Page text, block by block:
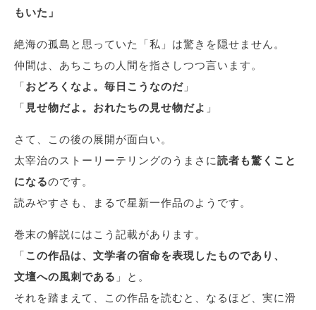
もいた」
絶海の孤島と思っていた「私」は驚きを隠せません。
仲間は、あちこちの人間を指さしつつ言います。
「おどろくなよ。毎日こうなのだ 」
「見せ物だよ。おれたちの見せ物だよ 」
さて、この後の展開が面白い。
太宰治のストーリーテリングのうまさに読者も驚くこと
になるのです。
読みやすさも、まるで星新一作品のようです。
巻末の解説にはこう記載があります。
「この作品は、文学者の宿命を表現したものであり、
文壇への風刺である 」と。
それを踏まえて、この作品を読むと、なるほど、実に滑